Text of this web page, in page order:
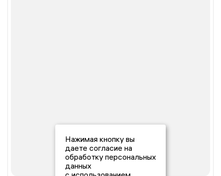
Нажимая кнопку вы
даете согласие на
обработку персональных
данных